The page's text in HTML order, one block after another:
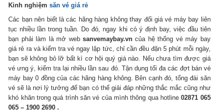
Kinh nghiệmsăn vé giá rẻ
Các bạn nên biết là các hãng hàng không thay đổi giá vé máy bay liên
tục nhiều lần trong tuần. Do đó, ngay khi có ý định bay, việc đầu tiên
bạn phải làm là mở web sanvemaybay.vn của hệ thống vé máy bay
giá rẻ ra và kiểm tra vé ngay lập tức, chỉ cần đều đặn 5 phút mỗi ngày,
bạn sẽ không bỏ lỡ bất kì cơ hội quý giá nào. Nếu chưa tìm được giá
vé ưng ý, kiểm tra lại nhiều lần sau đó. Tận dụng tối đa các đợt bán vé
máy bay 0 đồng của các hãng hàng không. Bên cạnh đó, tổng đài săn
vé sẽ là nơi lý tưởng để bạn có thể giải đáp những thắc mắc cũng như
khó khăn trong quá trình săn vé của mình thông qua hotline02871 065
065 – 1900 2690 .